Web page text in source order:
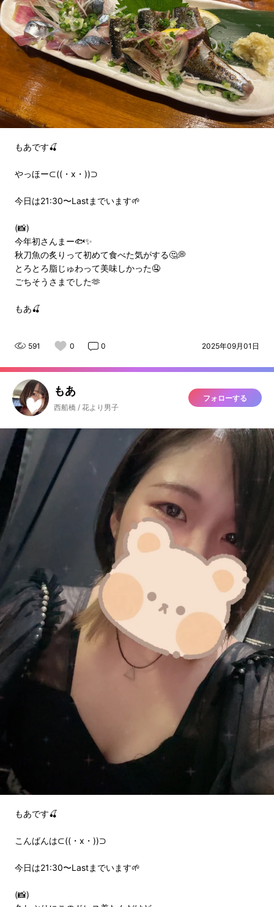
もあです🍒
やっほー⊂((・x・))⊃
今日は21:30〜Lastまでいます🌱
(📸)
今年初さんまー🐟✨
秋刀魚の炙りって初めて食べた気がする🤔💭
とろとろ脂じゅわって美味しかった🤤
ごちそうさまでした🫶
もあ🍒
591 0 0 2025年09月01日
もあ
西船橋 / 花より男子
フォローする
もあです🍒
こんばんは⊂((・x・))⊃
今日は21:30〜Lastまでいます🌱
(📸)